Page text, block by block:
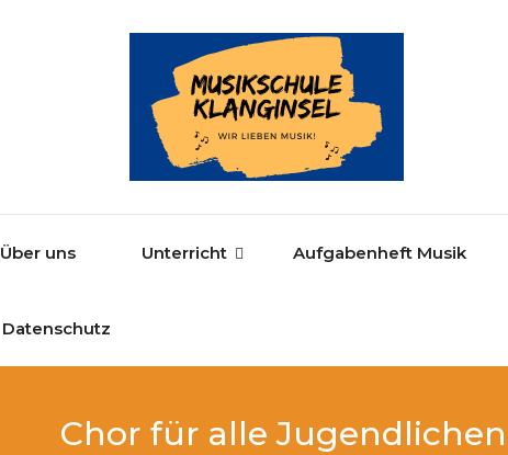
Über uns Unterricht Aufgabenheft Musik
Datenschutz
Chor für alle Jugendlichen